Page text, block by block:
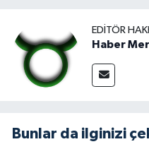
EDITÖR
Haber
Bunlar da ilginizi